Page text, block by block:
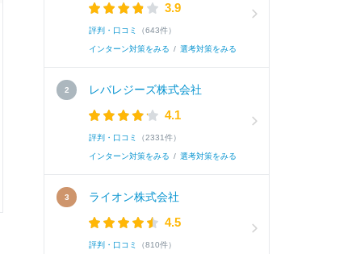
興味がある理由・興味があるほかの企業
3.9
評判・口コミ （643件）
インターン対策をみる / 選考対策をみる
レバレジーズ株式会社
4.1
評判・口コミ （2331件）
インターン対策をみる / 選考対策をみる
ライオン株式会社
4.5
評判・口コミ （810件）